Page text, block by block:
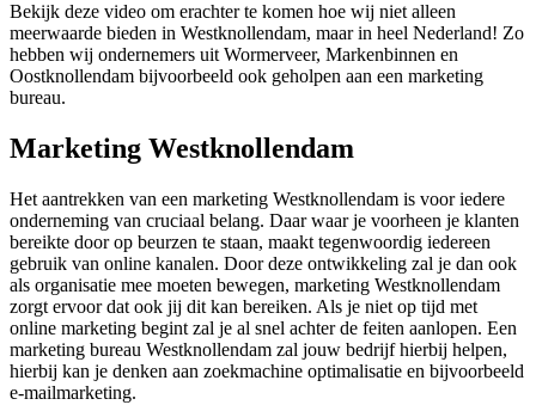
Bekijk deze video om erachter te komen hoe wij niet alleen
meerwaarde bieden in Westknollendam, maar in heel Nederland! Zo
hebben wij ondernemers uit Wormerveer, Markenbinnen en
Oostknollendam bijvoorbeeld ook geholpen aan een marketing
bureau.
Marketing Westknollendam
Het aantrekken van een marketing Westknollendam is voor iedere
onderneming van cruciaal belang. Daar waar je voorheen je klanten
bereikte door op beurzen te staan, maakt tegenwoordig iedereen
gebruik van online kanalen. Door deze ontwikkeling zal je dan ook
als organisatie mee moeten bewegen, marketing Westknollendam
zorgt ervoor dat ook jij dit kan bereiken. Als je niet op tijd met
online marketing begint zal je al snel achter de feiten aanlopen. Een
marketing bureau Westknollendam zal jouw bedrijf hierbij helpen,
hierbij kan je denken aan zoekmachine optimalisatie en bijvoorbeeld
e-mailmarketing.